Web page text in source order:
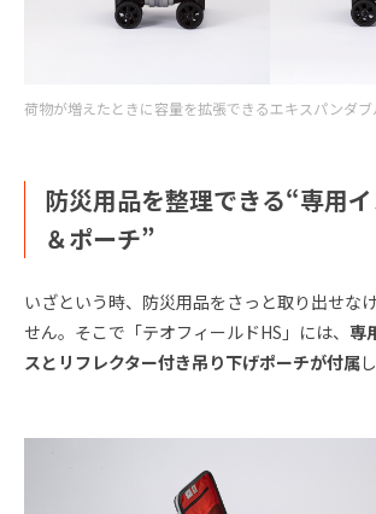
荷物が増えたときに容量を拡張できるエキスパンダブ
防災用品を整理できる“専用
＆ポーチ”
いざという時、防災用品をさっと取り出せな
せん。そこで「テオフィールドHS」には、 専
スとリフレクター付き吊り下げポーチが付属